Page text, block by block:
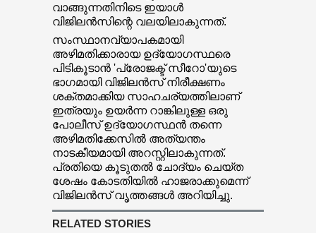
വാങ്ങുന്നതിനിടെ ഇയാള്‍
വിജിലന്‍സിന്റെ വലയിലാകുന്നത്.
സംസ്ഥാനവ്യാപകമായി
അഴിമതിക്കാരായ ഉദ്യോഗസ്ഥരെ
പിടികൂടാന്‍ 'പ്രോജക്ട് സീറോ'യുടെ
ഭാഗമായി വിജിലന്‍സ് നിരീക്ഷണം
ശക്തമാക്കിയ സാഹചര്യത്തിലാണ്
ഇത്രയും ഉയര്‍ന്ന റാങ്കിലുള്ള ഒരു
പോലീസ് ഉദ്യോഗസ്ഥന്‍ തന്നെ
അഴിമതിക്കേസില്‍ അത്യന്തം
നാടകീയമായി അറസ്റ്റിലാകുന്നത്.
പ്രതിയെ കൂടുതല്‍ ചോദ്യം ചെയ്ത
ശേഷം കോടതിയില്‍ ഹാജരാക്കുമെന്ന്
വിജിലന്‍സ് വൃത്തങ്ങള്‍ അറിയിച്ചു.
RELATED STORIES